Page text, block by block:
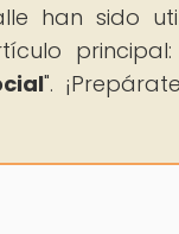
han sido
".